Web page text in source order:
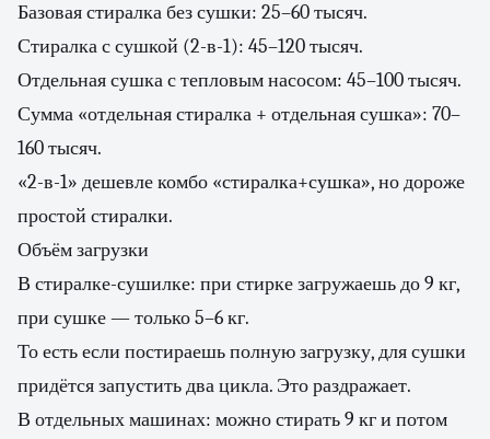
Базовая стиралка без сушки: 25–60 тысяч.
Стиралка с сушкой (2-в-1): 45–120 тысяч.
Отдельная сушка с тепловым насосом: 45–100 тысяч.
Сумма «отдельная стиралка + отдельная сушка»: 70–
160 тысяч.
«2-в-1» дешевле комбо «стиралка+сушка», но дороже
простой стиралки.
Объём загрузки
В стиралке-сушилке: при стирке загружаешь до 9 кг,
при сушке — только 5–6 кг.
То есть если постираешь полную загрузку, для сушки
придётся запустить два цикла. Это раздражает.
В отдельных машинах: можно стирать 9 кг и потом